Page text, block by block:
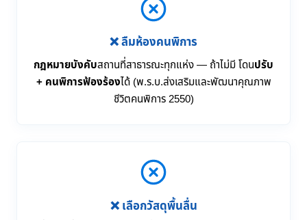
❌ ลืมห้องคนพิการ
กฎหมายบังคับสถานที่สาธารณะทุกแห่ง — ถ้าไม่มี โดนปรับ
+ คนพิการฟ้องร้องได้ (พ.ร.บ.ส่งเสริมและพัฒนาคุณภาพ
ชีวิตคนพิการ 2550)
❌ เลือกวัสดุพื้นลื่น